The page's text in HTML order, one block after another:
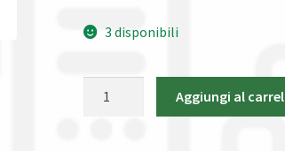
3 disponibili
Aggiungi al